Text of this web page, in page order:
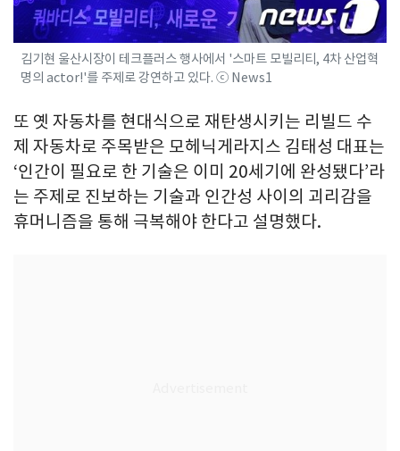
김기현 울산시장이 테크플러스 행사에서 '스마트 모빌리티, 4차 산업혁
명의 actor!'를 주제로 강연하고 있다. ⓒ News1
또 옛 자동차를 현대식으로 재탄생시키는 리빌드 수
제 자동차로 주목받은 모헤닉게라지스 김태성 대표는
‘인간이 필요로 한 기술은 이미 20세기에 완성됐다’라
는 주제로 진보하는 기술과 인간성 사이의 괴리감을
휴머니즘을 통해 극복해야 한다고 설명했다.